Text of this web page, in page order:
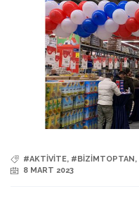
#AKTIVITE, #BIZIMTOPTAN,
8 MART 2023